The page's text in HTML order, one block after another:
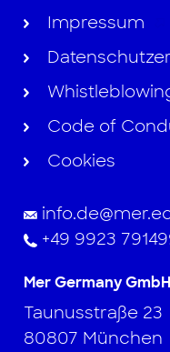
Impressum
Code of
Cookies
+49 9923
Mer Germany GmbH
Taunusstraße 23
80807 München